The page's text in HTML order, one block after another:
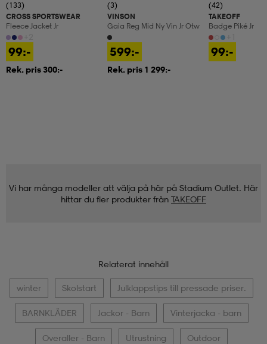
(133)
CROSS SPORTSWEAR
Fleece Jacket Jr
99:-
Rek. pris 300:-
(3)
VINSON
Gaia Reg Mid Ny Vin Jr Otw
599:-
Rek. pris 1 299:-
(42)
TAKEOFF
Badge Piké Jr
99:-
Vi har många modeller att välja på här på Stadium Outlet. Här
hittar du fler produkter från TAKEOFF
Relaterat innehåll
winter Skolstart Julklappstips till pressade priser.
BARNKLÄDER Jackor - Barn Vinterjacka - barn
Overaller - Barn Utrustning Outdoor